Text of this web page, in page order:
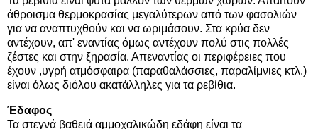
άθροισμα θερμοκρασίας μεγαλύτερων από των φασολιών
για να αναπτυχθούν και να ωριμάσουν. Στα κρύα δεν
αντέχουν, απ' εναντίας όμως αντέχουν πολύ στις πολλές
ζέστες και στην ξηρασία. Απεναντίας οι περιφέρειες που
έχουν ,υγρή ατμόσφαιρα (παραθαλάσσιες, παραλίμνιες κτλ.)
είναι όλως διόλου ακατάλληλες για τα ρεβίθια.
Έδαφος
Τα στεγνά βαθειά αμμοχαλικώδη εδάφη είναι τα